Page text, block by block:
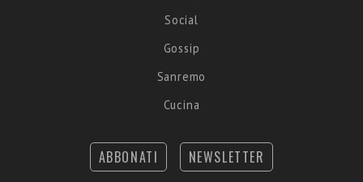
Social
Gossip
Sanremo
Cucina
ABBONATI NEWSLETTER